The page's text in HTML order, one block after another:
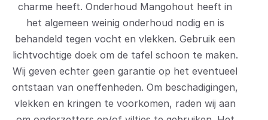
charme heeft. Onderhoud Mangohout heeft in
het algemeen weinig onderhoud nodig en is
behandeld tegen vocht en vlekken. Gebruik een
lichtvochtige doek om de tafel schoon te maken.
Wij geven echter geen garantie op het eventueel
ontstaan van oneffenheden. Om beschadigingen,
vlekken en kringen te voorkomen, raden wij aan